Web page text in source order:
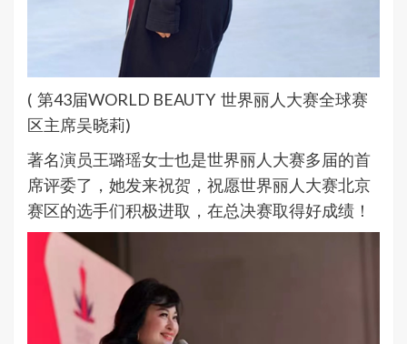
( 第43届WORLD BEAUTY 世界丽人大赛全球赛
区主席吴晓莉)
著名演员王璐瑶女士也是世界丽人大赛多届的首
席评委了，她发来祝贺，祝愿世界丽人大赛北京
赛区的选手们积极进取，在总决赛取得好成绩！